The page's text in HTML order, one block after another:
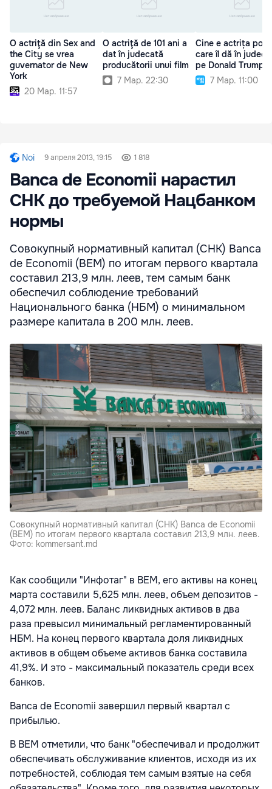
O actriţă din Sex and
the City se vrea
guvernator de New
York
20 Мар. 11:57
O actriţă de 101 ani a
dat în judecată
producătorii unui film
7 Мар. 22:30
Cine e actrița
care îl dă în
pe Donald Trump
7 Мар. 11:00
Noi 9 апреля 2013, 19:15 1 818
Banca de Economii нарастил
СНК до требуемой Нацбанком
нормы
Совокупный нормативный капитал (СНК) Banca
de Economii (BEM) по итогам первого квартала
составил 213,9 млн. леев, тем самым банк
обеспечил соблюдение требований
Национального банка (НБМ) о минимальном
размере капитала в 200 млн. леев.
Совокупный нормативный капитал (СНК) Banca de Economii
(BEM) по итогам первого квартала составил 213,9 млн. леев.
Фото: kommersant.md
Как сообщили "Инфотаг" в BEM, его активы на конец
марта составили 5,625 млн. леев, объем депозитов -
4,072 млн. леев. Баланс ликвидных активов в два
раза превысил минимальный регламентированный
НБМ. На конец первого квартала доля ликвидных
активов в общем объеме активов банка составила
41,9%. И это - максимальный показатель среди всех
банков.
Banca de Economii завершил первый квартал с
прибылью.
В BEM отметили, что банк "обеспечивал и продолжит
обеспечивать обслуживание клиентов, исходя из их
потребностей, соблюдая тем самым взятые на себя